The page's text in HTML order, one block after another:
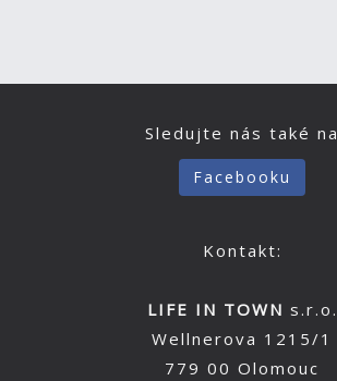
Sledujte nás také na
Facebooku
Kontakt:
LIFE IN TOWN s.r.o.
Wellnerova 1215/1
779 00 Olomouc